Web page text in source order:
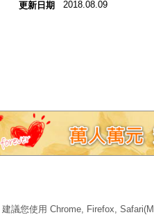
更新日期 2018.08.09
建議您使用 Chrome, Firefox,